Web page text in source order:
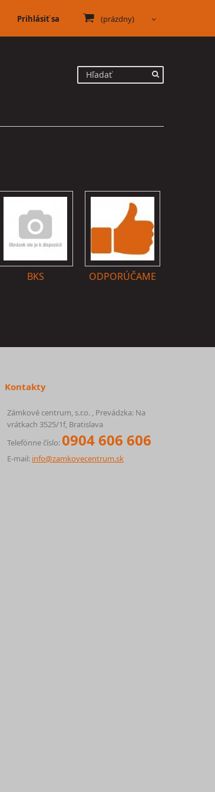
(prázdny)
Prihlásiť sa
BKS ODPORÚČAME
Kontakty
Zámkové centrum, s.r.o. , Prevádzka: Na
vrátkach 3525/1f, Bratislava
Telefónne číslo: 0904 606 606
E-mail: info@zamkovecentrum.sk